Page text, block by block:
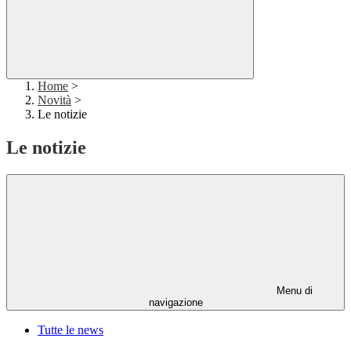
Home >
Novità >
Le notizie
Le notizie
Menu di
navigazione
Tutte le news